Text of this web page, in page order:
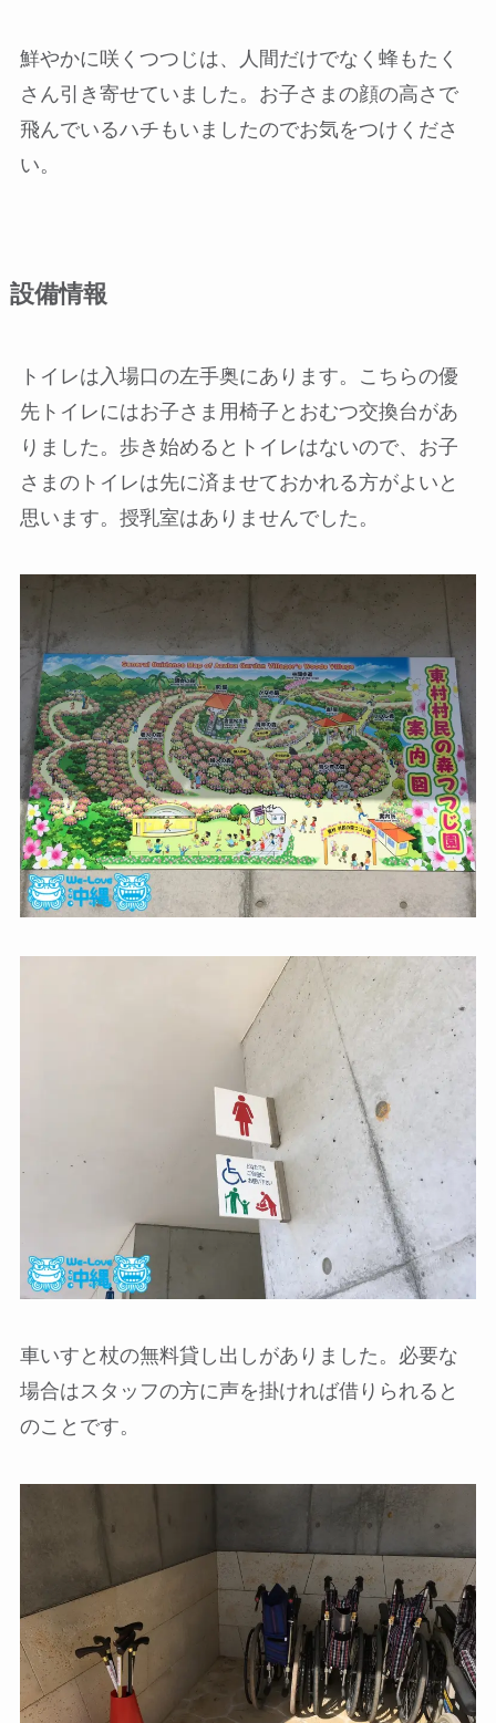
鮮やかに咲くつつじは、人間だけでなく蜂もたく
さん引き寄せていました。 お子さまの顔の高さで
飛んでいるハチもいましたのでお気をつけくださ
い。
設備情報
トイレは入場口の左手奥にあります。こちらの優
先トイレにはお子さま用椅子とおむつ交換台があ
りました。 歩き始めるとトイレはないので、お子
さまのトイレは先に済ませておかれる方がよいと
思います。授乳室はありませんでした。
車いすと杖の無料貸し出しがありました。必要な
場合はスタッフの方に声を掛ければ借りられると
のことです。